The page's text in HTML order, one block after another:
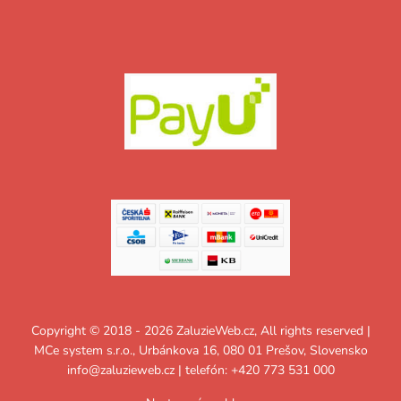
Copyright © 2018 - 2026 ZaluzieWeb.cz, All rights reserved |
MCe system s.r.o., Urbánkova 16, 080 01 Prešov, Slovensko
info@zaluzieweb.cz| telefón: +420 773 531 000